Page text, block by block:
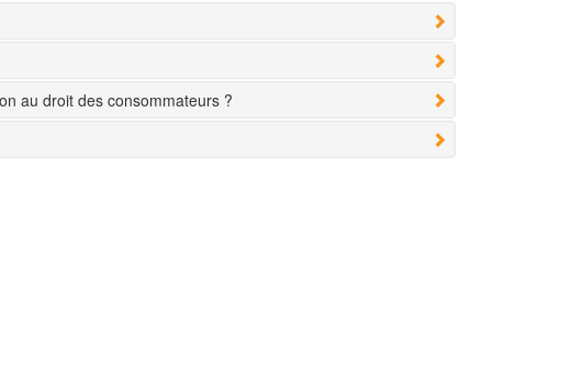
au droit des consommateurs ?